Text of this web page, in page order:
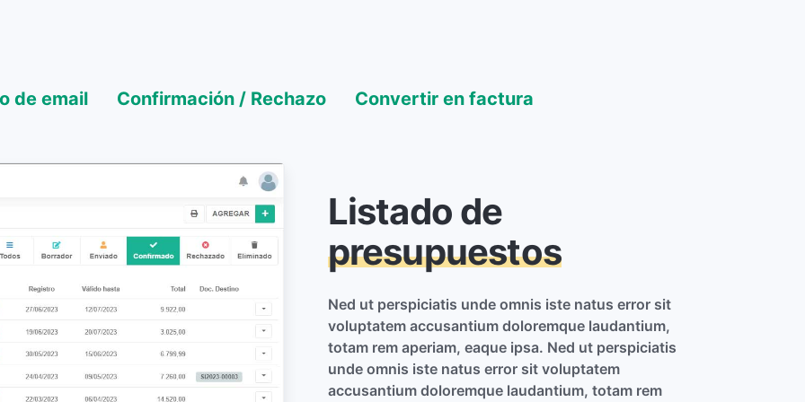
de email Confirmación / Rechazo Convertir en factura
Listado de
presupuestos
Ned ut perspiciatis unde omnis iste natus error sit
voluptatem accusantium doloremque laudantium,
totam rem aperiam, eaque ipsa. Ned ut perspiciatis
unde omnis iste natus error sit voluptatem
accusantium doloremque laudantium, totam rem